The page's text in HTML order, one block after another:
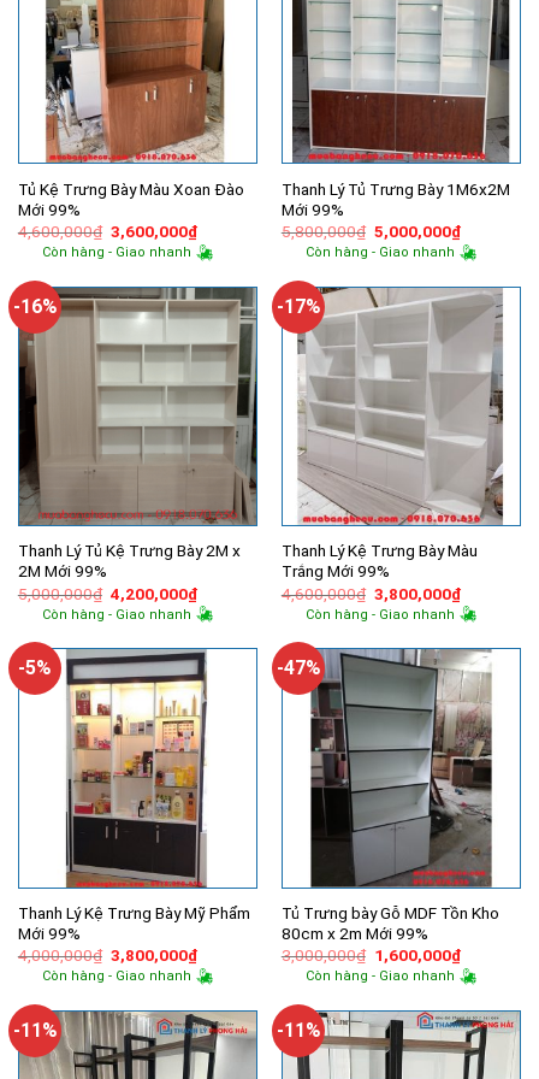
Tủ Kệ Trưng Bày Màu Xoan Đào
Mới 99%
4,600,000₫ Giá
gốc
là:
3,600,000₫Giá
hiện
tại
3,600,000₫.
Còn hàng - Giao nhanh
Thanh Lý Tủ Trưng Bày 1M6x2M
Mới 99%
5,800,000₫ Giá
gốc
là:
5,000,000₫Giá
hiện
tại
Còn hàng - Giao nhanh
-16%
Thanh Lý Tủ Kệ Trưng Bày 2M x
2M Mới 99%
5,000,000₫ Giá
gốc
là:
4,200,000₫Giá
hiện
tại
4,200,000₫.
Còn hàng - Giao nhanh
-17%
Thanh Lý Kệ Trưng Bày Màu
Trắng Mới 99%
4,600,000₫ Giá
gốc
là:
3,800,000₫Giá
hiện
tại
Còn hàng - Giao nhanh
-5%
Thanh Lý Kệ Trưng Bày Mỹ Phẩm
Mới 99%
4,000,000₫ Giá
gốc
là:
3,800,000₫Giá
hiện
tại
3,800,000₫.
Còn hàng - Giao nhanh
-47%
Tủ Trưng bày Gỗ MDF Tồn Kho
80cm x 2m Mới 99%
3,000,000₫ Giá
gốc
là:
1,600,000₫Giá
hiện
tại
Còn hàng - Giao nhanh
-11% -11%